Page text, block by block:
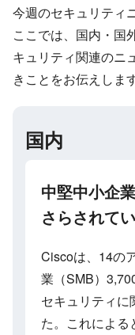
今週のセキュリティ
ここでは、国内・国
キュリティ関連のニ
きことをお伝えしま
国内
中堅中小企
さらされて
Ciscoは、14の
業（SMB）
セキュリティに
た。これによる